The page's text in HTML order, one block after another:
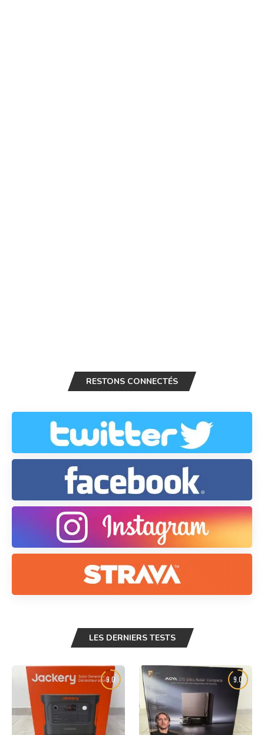
RESTONS CONNECTÉS
LES DERNIERS TESTS
9.0 9.0